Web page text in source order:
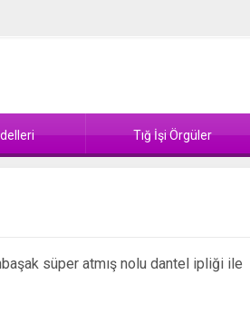
Tığ İşi Örgüler
süper atmış nolu dantel ipliği ile